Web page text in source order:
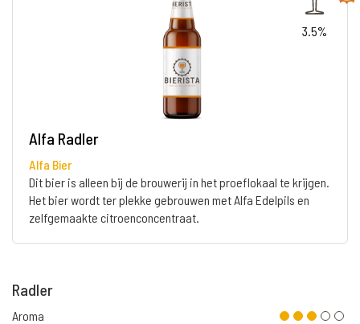
3.5%
Alfa Radler
Alfa Bier
Dit bier is alleen bij de brouwerij in het proeflokaal te krijgen.
Het bier wordt ter plekke gebrouwen met Alfa Edelpils en
zelfgemaakte citroenconcentraat.
Radler
Aroma